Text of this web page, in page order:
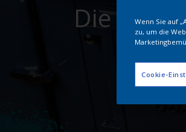
Die
Wenn Sie auf
zu, um die
Cookie-